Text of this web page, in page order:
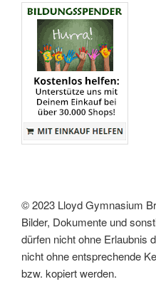
© 2023 Lloyd Gymnasium
Bilder, Dokumente und
dürfen nicht ohne Erlaubnis
nicht ohne entsprechende
bzw. kopiert werden.